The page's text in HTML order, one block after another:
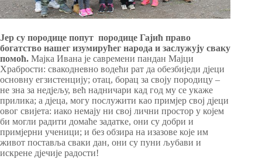
Јер су породице попут породице Гајић право
богатство нашег изумирућег народа и заслужују сваку
помоћ. Мајка Ивана је савремени пандан Мајци
Храбрости: свакодневно водећи рат да обезбиједи дјеци
основну егзистенцију; отац, борац за своју породицу –
не зна за недјељу, већ надничари кад год му се укаже
прилика; а дјеца, могу послужити као примјер свој дјеци
овог свијета: иако немају ни свој лични простор у којем
би могли радити домаће задатке, они су добри и
примјерни ученици; и без обзира на изазове које им
живот поставља сваки дан, они су пуни љубави и
искрене дјечије радости!